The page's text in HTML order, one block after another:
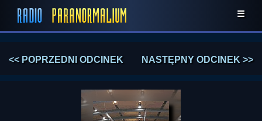
☰
<< POPRZEDNI ODCINEK NASTĘPNY ODCINEK >>